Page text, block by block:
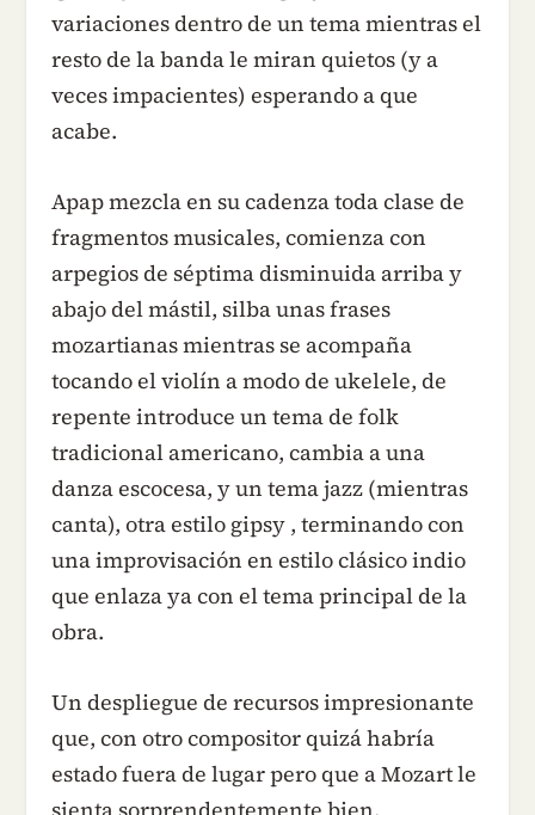
variaciones dentro de un tema mientras el
resto de la banda le miran quietos (y a
veces impacientes) esperando a que
acabe.
Apap mezcla en su cadenza toda clase de
fragmentos musicales, comienza con
arpegios de séptima disminuida arriba y
abajo del mástil, silba unas frases
mozartianas mientras se acompaña
tocando el violín a modo de ukelele, de
repente introduce un tema de folk
tradicional americano, cambia a una
danza escocesa, y un tema jazz (mientras
canta), otra estilo gipsy , terminando con
una improvisación en estilo clásico indio
que enlaza ya con el tema principal de la
obra.
Un despliegue de recursos impresionante
que, con otro compositor quizá habría
estado fuera de lugar pero que a Mozart le